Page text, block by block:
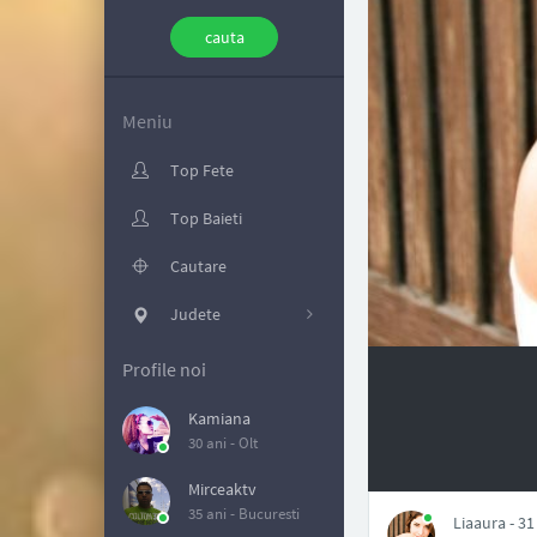
Meniu
Top Fete
Top Baieti
Cautare
Judete
Profile noi
Kamiana
30 ani -Olt
Mirceaktv
35 ani - Bucuresti Liaaura -